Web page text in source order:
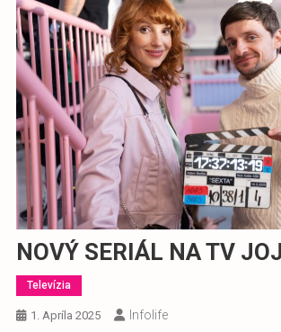
NOVÝ SERIÁL NA TV JOJ
Televízia
1. Apríla 2025 Infolife